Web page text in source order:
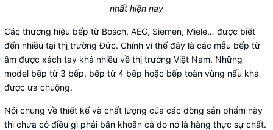
nhất hiện nay
Các thương hiệu bếp từ Bosch, AEG, Siemen, Miele… được biết
đến nhiều tại thị trường Đức. Chính vì thế đây là các mẫu bếp từ
âm được xách tay khá nhiều về thị trường Việt Nam. Những
model bếp từ 3 bếp, bếp từ 4 bếp hoặc bếp toàn vùng nấu khá
được ưa chuộng.
Nói chung về thiết kế và chất lượng của các dòng sản phẩm này
thì chưa có điều gì phải băn khoăn cả do nó là hàng thực sự chất.